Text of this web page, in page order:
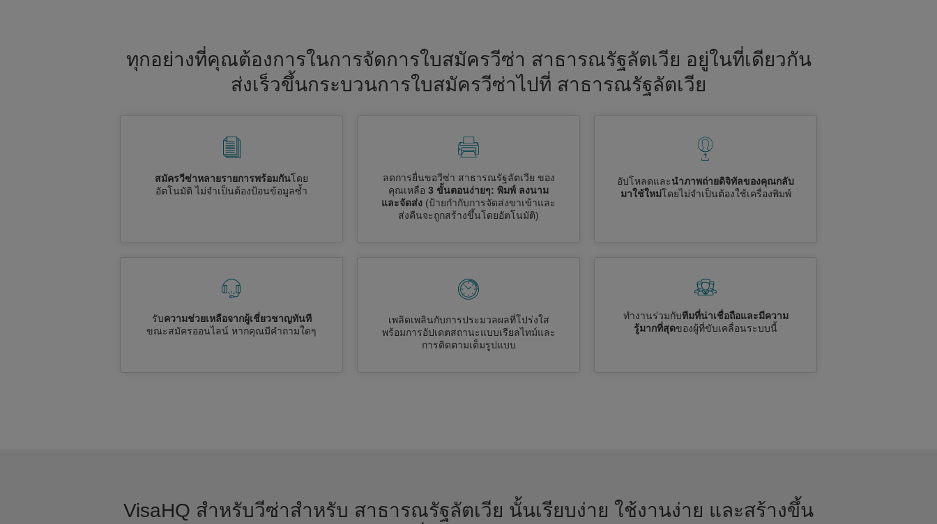
ทุกอย่างที่คุณต้องการในการจัดการใบสมัครวีซ่า สาธารณรัฐลัตเวีย อยู่ในที่เดียวกัน
ส่งเร็วขึ้นกระบวนการใบสมัครวีซ่าไปที่ สาธารณรัฐลัตเวีย
สมัครวีซ่าหลายรายการพร้อมกันโดย
อัตโนมัติ ไม่จำเป็นต้องป้อนข้อมูลซ้ำ
ลดการยื่นขอวีซ่า สาธารณรัฐลัตเวีย ของ
คุณเหลือ 3 ขั้นตอนง่ายๆ: พิมพ์ ลงนาม
และจัดส่ง (ป้ายกำกับการจัดส่งขาเข้าและ
ส่งคืนจะถูกสร้างขึ้นโดยอัตโนมัติ)
อัปโหลดและนำภาพถ่ายดิจิทัลของคุณกลับ
มาใช้ใหม่โดยไม่จำเป็นต้องใช้เครื่องพิมพ์
รับความช่วยเหลือจากผู้เชี่ยวชาญทันที
ขณะสมัครออนไลน์ หากคุณมีคำถามใดๆ
เพลิดเพลินกับการประมวลผลที่โปร่งใส
พร้อมการอัปเดตสถานะแบบเรียลไทม์และ
การติดตามเต็มรูปแบบ
ทำงานร่วมกับทีมที่น่าเชื่อถือและมีความ
รู้มากที่สุดของผู้ที่ขับเคลื่อนระบบนี้
VisaHQ สำหรับวีซ่าสำหรับ สาธารณรัฐลัตเวีย นั้นเรียบง่าย ใช้งานง่าย และสร้างขึ้น